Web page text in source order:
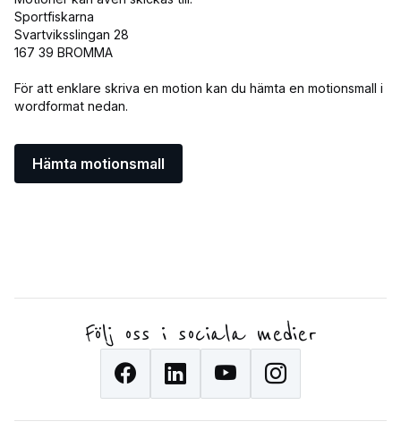
Sportfiskarna
Svartviksslingan 28
167 39 BROMMA
För att enklare skriva en motion kan du hämta en motionsmall i
wordformat nedan.
Hämta motionsmall
Följ oss i sociala medier